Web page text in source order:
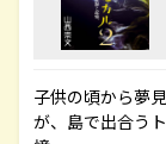
子供の頃から夢
が、島で出合う